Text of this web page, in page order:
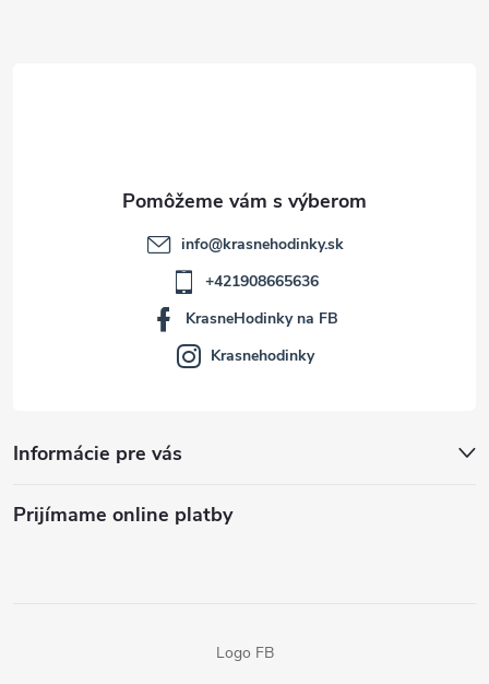
Informácie pre vás
Prijímame online platby
info@krasnehodinky.sk
+421908665636
KrasneHodinky na FB
Krasnehodinky
Logo FB